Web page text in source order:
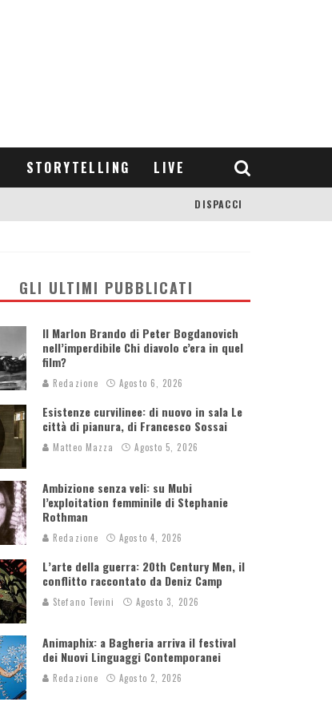
STORYTELLING LIVE
DISPACCI
GLI ULTIMI PUBBLICATI
Il Marlon Brando di Peter Bogdanovich
nell’imperdibile Chi diavolo c’era in quel
film?
Redazione Agosto 6, 2026
Esistenze curvilinee: di nuovo in sala Le
città di pianura, di Francesco Sossai
Matteo Mazza Agosto 5, 2026
Ambizione senza veli: su Mubi
l’exploitation femminile di Stephanie
Rothman
Redazione Agosto 4, 2026
L’arte della guerra: 20th Century Men, il
conflitto raccontato da Deniz Camp
Stefano Tevini Agosto 3, 2026
Animaphix: a Bagheria arriva il festival
dei Nuovi Linguaggi Contemporanei
Redazione Agosto 2, 2026